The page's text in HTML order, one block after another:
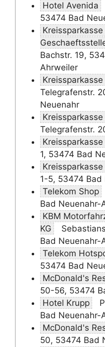
Hotel Avenida
53474 Bad
Bachstr. 19,
Ahrweiler
Telegrafenstr.
Neuenahr
Telegrafenstr.
1, 53474 Bad
1-5, 53474
Telekom Shop
Bad Neuenahr-
KBM
KG
Bad Neuenahr-
Telekom
53474 Bad
McDonald's
50-56, 53474
Hotel Krupp
Bad Neuenahr-
McDonald's
50, 53474 Bad